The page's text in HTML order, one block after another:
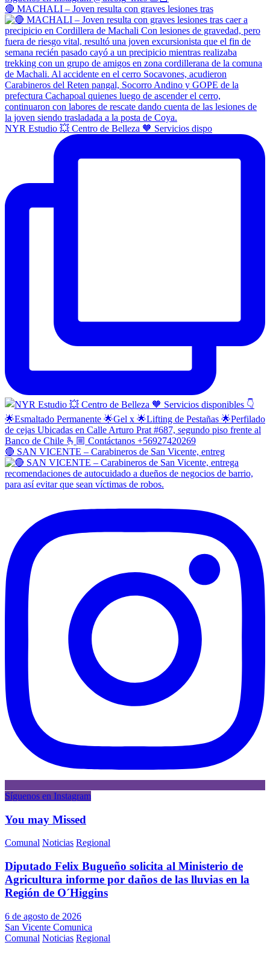
🔴 MACHALI – Joven resulta con graves lesiones tras
NYR Estudio 💥 Centro de Belleza 🧡 Servicios dispo
🔴 SAN VICENTE – Carabineros de San Vicente, entreg
Síguenos en Instagram
You may Missed
Comunal Noticias Regional
Diputado Felix Bugueño solicita al Ministerio de
Agricultura informe por daños de las lluvias en la
Región de O´Higgins
6 de agosto de 2026
San Vicente Comunica
Comunal Noticias Regional